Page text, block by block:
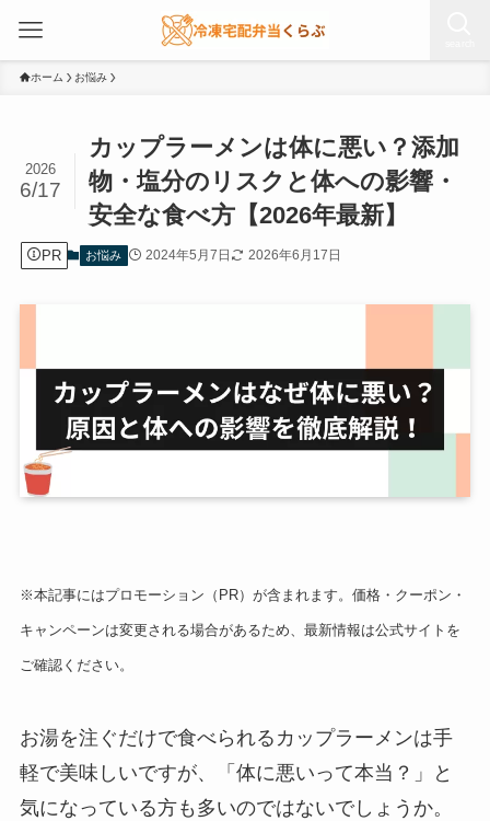
ホーム お悩み
カップラーメンは体に悪い？添加
物・塩分のリスクと体への影響・
安全な食べ方【2026年最新】
2026
6/17
PR お悩み 2024年5月7日 2026年6月17日
※本記事にはプロモーション（PR）が含まれます。価格・クーポン・
キャンペーンは変更される場合があるため、最新情報は公式サイトを
ご確認ください。
お湯を注ぐだけで食べられるカップラーメンは手
軽で美味しいですが、「体に悪いって本当？」と
気になっている方も多いのではないでしょうか。